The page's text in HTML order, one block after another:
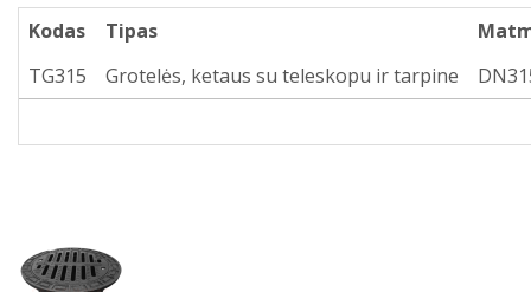
Kodas Tipas
TG315
Grotelės, ketaus su teleskopu ir tarpine